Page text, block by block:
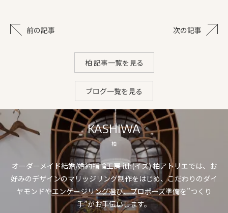
前の記事 次の記事
柏 記事一覧を見る
ブログ一覧を見る
KASHIWA
柏
オーダーメイド結婚/婚約指輪工房 ith(イズ) 柏アトリエでは、お
好みのデザインのマリッジリング制作をはじめ、こだわりのダイ
ヤモンドやエンゲージリング選び、プロポーズ準備を”つくり
手”がお手伝いします。